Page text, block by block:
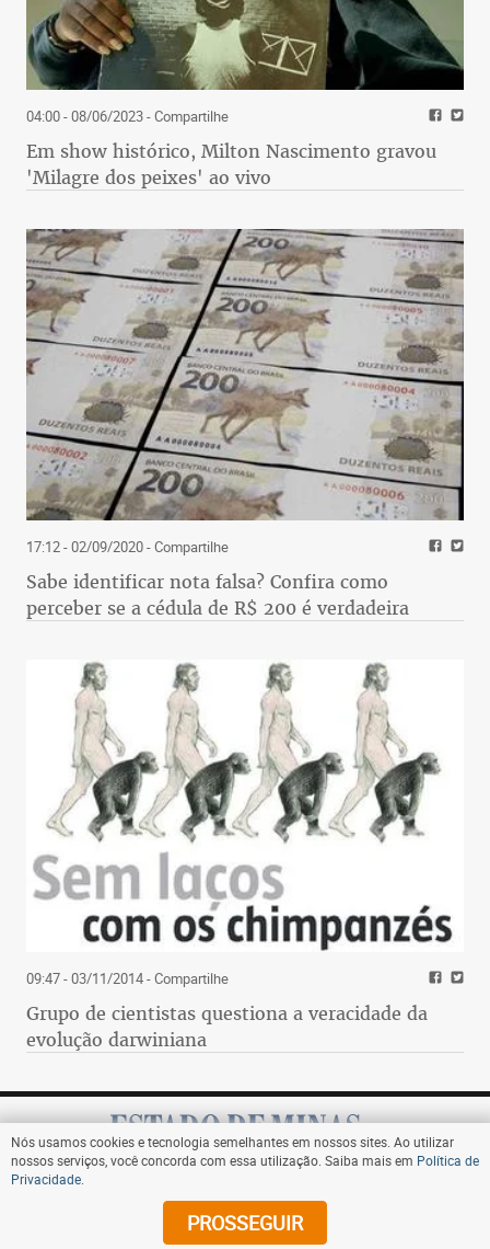
04:00 - 08/06/2023- Compartilhe
Em show histórico, Milton Nascimento gravou
'Milagre dos peixes' ao vivo
17:12 - 02/09/2020- Compartilhe
Sabe identificar nota falsa? Confira como
perceber se a cédula de R$ 200 é verdadeira
09:47 - 03/11/2014- Compartilhe
Grupo de cientistas questiona a veracidade da
evolução darwiniana
Assine
Nós usamos cookies e tecnologia semelhantes em nossos sites. Ao utilizar
nossos serviços, você concorda com essa utilização. Saiba mais em Política de
Privacidade
PROSSEGUIR